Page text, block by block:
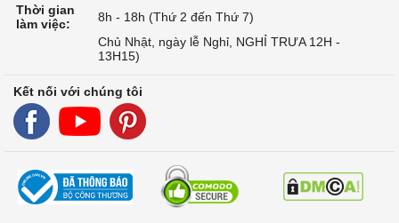
Thời gian
làm việc:
8h - 18h (Thứ 2 đến Thứ 7)
Chủ Nhật, ngày lễ Nghỉ, NGHỈ TRƯA 12H -
13H15)
Kết nối với chúng tôi